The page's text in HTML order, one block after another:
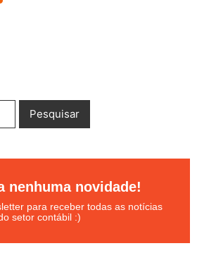
nenhuma novidade!
para receber todas as notícias
setor contábil :)